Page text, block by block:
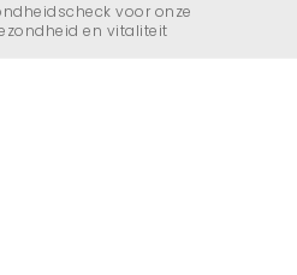
voor onze
en vitaliteit